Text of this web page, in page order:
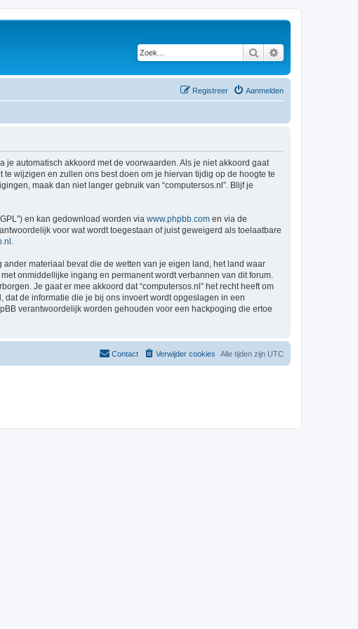
Zoek
Aanmelden
Registreer
je automatisch akkoord met de voorwaarden. Als je niet akkoord gaat
wijzigen en zullen ons best doen om je hiervan tijdig op de hoogte te
maak dan niet langer gebruik van “computersos.nl”. Blijf je
en kan gedownload worden via www.phpbb.com en via de
voor wat wordt toegestaan of juist geweigerd als toelaatbare
materiaal bevat die de wetten van je eigen land, het land waar
onmiddellijke ingang en permanent wordt verbannen van dit forum.
Je gaat er mee akkoord dat “computersos.nl” het recht heeft om
de informatie die je bij ons invoert wordt opgeslagen in een
verantwoordelijk worden gehouden voor een hackpoging die ertoe
Alle tijden zijn UTC
Verwijder cookies
Contact